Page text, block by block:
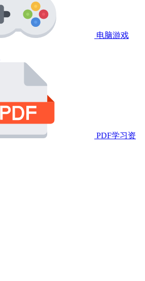
电脑游戏
PDF学习资